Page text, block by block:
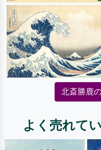
北斎勝鹿
よく売れて